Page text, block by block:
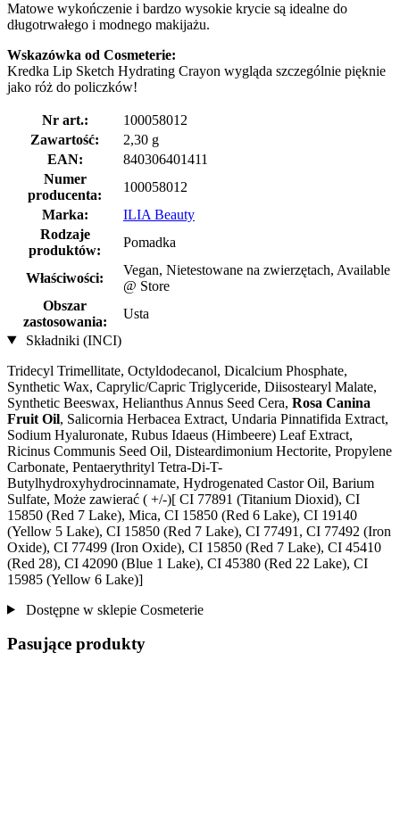
Matowe wykończenie i bardzo wysokie krycie są idealne do
długotrwałego i modnego makijażu.
Wskazówka od Cosmeterie:
Kredka Lip Sketch Hydrating Crayon wygląda szczególnie pięknie
jako róż do policzków!
Nr art.:
100058012
Zawartość:
2,30 g
EAN:
840306401411
Numer
producenta:
100058012
Marka:
ILIA Beauty
Rodzaje
produktów:
Pomadka
Właściwości:
Vegan, Nietestowane na zwierzętach, Available
@ Store
Obszar
zastosowania:
Usta
Składniki (INCI)
Tridecyl Trimellitate, Octyldodecanol, Dicalcium Phosphate,
Synthetic Wax, Caprylic/Capric Triglyceride, Diisostearyl Malate,
Synthetic Beeswax, Helianthus Annus Seed Cera, Rosa Canina
Fruit Oil, Salicornia Herbacea Extract, Undaria Pinnatifida Extract,
Sodium Hyaluronate, Rubus Idaeus (Himbeere) Leaf Extract,
Ricinus Communis Seed Oil, Disteardimonium Hectorite, Propylene
Carbonate, Pentaerythrityl Tetra-Di-T-
Butylhydroxyhydrocinnamate, Hydrogenated Castor Oil, Barium
Sulfate, Może zawierać ( +/-)[ CI 77891 (Titanium Dioxid), CI
15850 (Red 7 Lake), Mica, CI 15850 (Red 6 Lake), CI 19140
(Yellow 5 Lake), CI 15850 (Red 7 Lake), CI 77491, CI 77492 (Iron
Oxide), CI 77499 (Iron Oxide), CI 15850 (Red 7 Lake), CI 45410
(Red 28), CI 42090 (Blue 1 Lake), CI 45380 (Red 22 Lake), CI
15985 (Yellow 6 Lake)]
Dostępne w sklepie Cosmeterie
Pasujące produkty